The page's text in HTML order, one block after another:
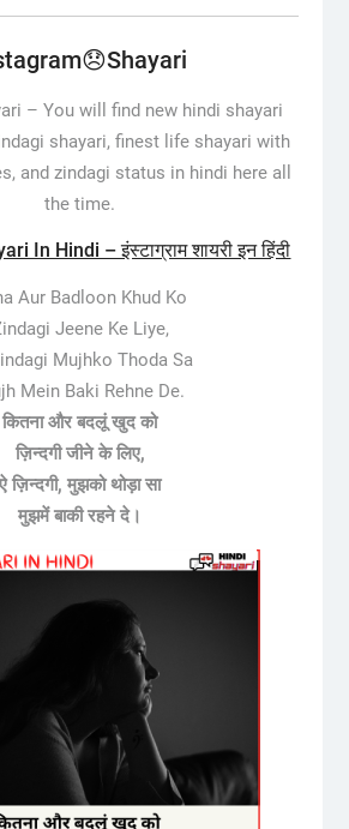
– You will find new hindi shayari
shayari, finest life shayari with
and zindagi status in hindi here all
the time.
In Hindi – इंस्टाग्राम शायरी इन हिंदी
Aur Badloon Khud Ko
Jeene Ke Liye,
Mujhko Thoda Sa
Mein Baki Rehne De.
कितना और बदलूं खुद को
ज़िन्दगी जीने के लिए,
ऐ ज़िन्दगी, मुझको थोड़ा सा
मुझमें बाकी रहने दे।